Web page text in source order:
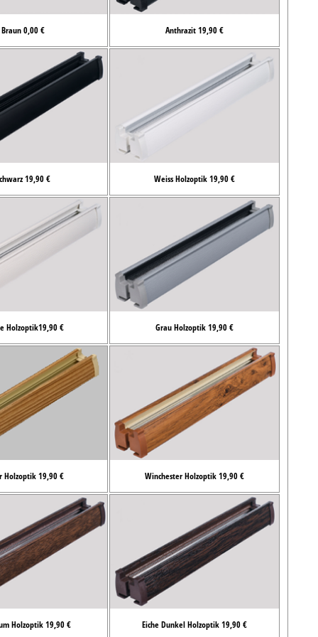
Braun 0,00 € Anthrazit 19,90 €
19,90 € Weiss Holzoptik 19,90 €
Holzoptik19,90 € Grau Holzoptik 19,90 €
Holzoptik 19,90 € Winchester Holzoptik 19,90 €
Holzoptik 19,90 € Eiche Dunkel Holzoptik 19,90 €